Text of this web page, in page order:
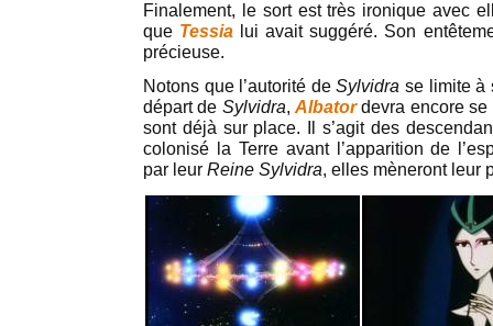
Finalement, le sort est très ironique avec
que Tessia lui avait suggéré. Son
précieuse.
Notons que l’autorité deSylvidra se limite à
départ de Sylvidra,Albatordevra encore se
sont déjà sur place. Il s’agit des
colonisé la Terre avant l’apparition de
par leur Reine Sylvidra, elles mèneront leur